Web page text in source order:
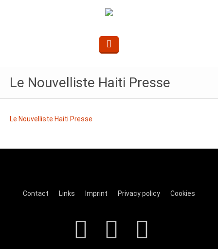
Le Nouvelliste Haiti Presse
Le Nouvelliste Haiti Presse
Contact Links Imprint Privacy policy Cookies